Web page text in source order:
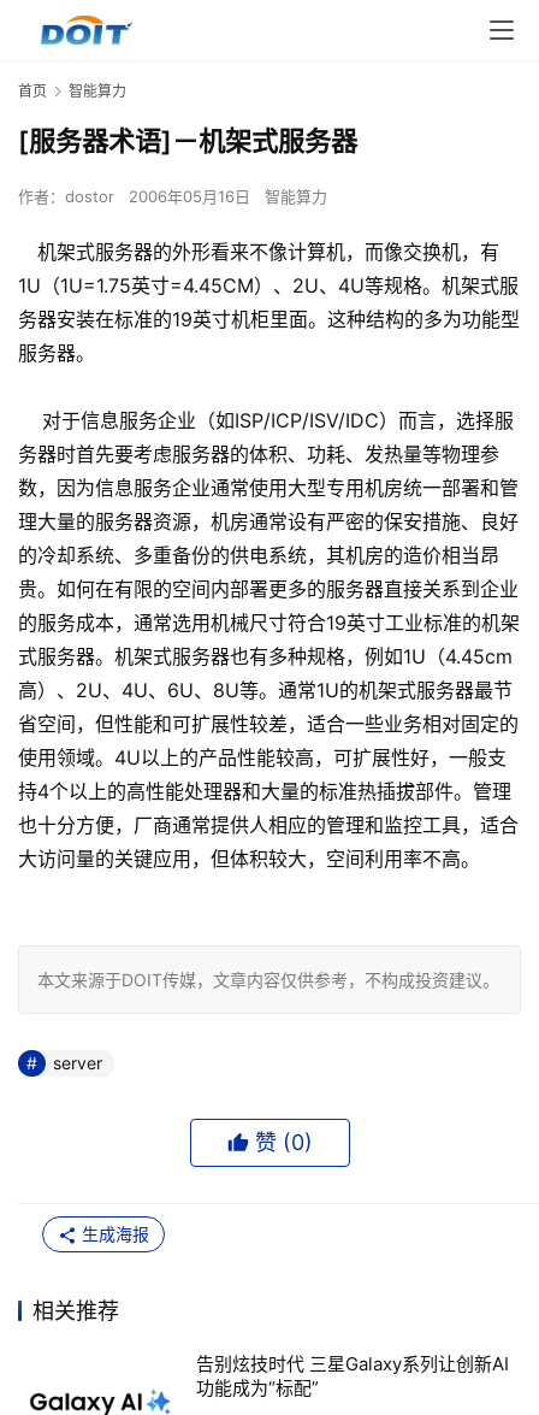
首页 智能算力
[服务器术语]－机架式服务器
作者： dostor 2006年05月16日 智能算力
机架式服务器的外形看来不像计算机，而像交换机，有
1U（1U=1.75英寸=4.45CM）、2U、4U等规格。机架式服
务器安装在标准的19英寸机柜里面。这种结构的多为功能型
服务器。
对于信息服务企业（如ISP/ICP/ISV/IDC）而言，选择服
务器时首先要考虑服务器的体积、功耗、发热量等物理参
数，因为信息服务企业通常使用大型专用机房统一部署和管
理大量的服务器资源，机房通常设有严密的保安措施、良好
的冷却系统、多重备份的供电系统，其机房的造价相当昂
贵。如何在有限的空间内部署更多的服务器直接关系到企业
的服务成本，通常选用机械尺寸符合19英寸工业标准的机架
式服务器。机架式服务器也有多种规格，例如1U（4.45cm
高）、2U、4U、6U、8U等。通常1U的机架式服务器最节
省空间，但性能和可扩展性较差，适合一些业务相对固定的
使用领域。4U以上的产品性能较高，可扩展性好，一般支
持4个以上的高性能处理器和大量的标准热插拔部件。管理
也十分方便，厂商通常提供人相应的管理和监控工具，适合
大访问量的关键应用，但体积较大，空间利用率不高。
本文来源于DOIT传媒，文章内容仅供参考，不构成投资建议。
server
赞 (0)
生成海报
相关推荐
告别炫技时代 三星Galaxy系列让创新AI
功能成为“标配”